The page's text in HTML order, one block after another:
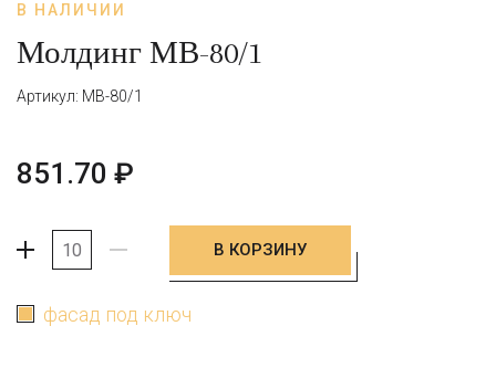
В НАЛИЧИИ
Молдинг МВ-80/1
Артикул: МВ-80/1
851.70 ₽
-
+ В КОРЗИНУ
фасад под ключ